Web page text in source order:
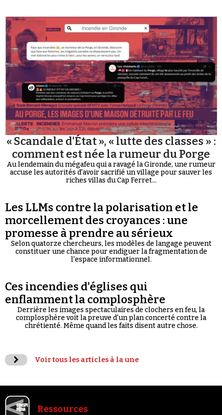
« Scandale d'État », « lutte des classes » :
comment est née la rumeur du Porge
Au lendemain du mégafeu qui a ravagé la Gironde, une rumeur
accuse les autorités d'avoir sacrifié un village pour sauver les
riches villas du Cap Ferret...
Les LLMs contre la polarisation et le
morcellement des croyances : une
promesse à prendre au sérieux
Selon quatorze chercheurs, les modèles de langage peuvent
constituer une chance pour endiguer la fragmentation de
l'espace informationnel.
Ces incendies d'églises qui
enflamment la complosphère
Derrière les images spectaculaires de clochers en feu, la
complosphère voit la preuve d'un plan concerté contre la
chrétienté. Même quand les faits disent autre chose.
Voir tous les articles à la une
Ressources